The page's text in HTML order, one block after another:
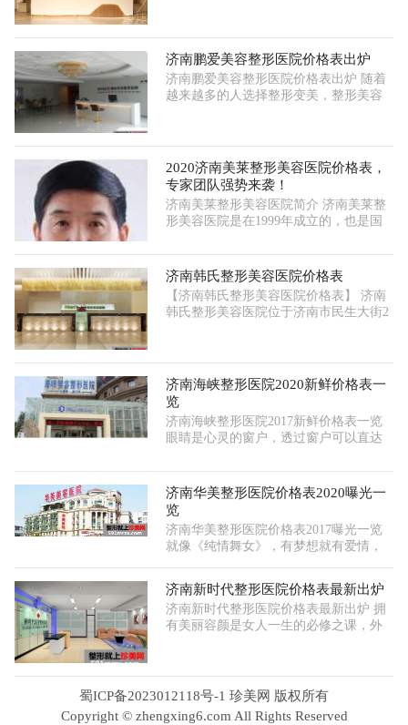
济南鹏爱美容整形医院价格表出炉
济南鹏爱美容整形医院价格表出炉 随着
越来越多的人选择整形变美，整形美容
2020济南美莱整形美容医院价格表，
专家团队强势来袭！
济南美莱整形美容医院简介 济南美莱整
形美容医院是在1999年成立的，也是国
济南韩氏整形美容医院价格表
【济南韩氏整形美容医院价格表】 济南
韩氏整形美容医院位于济南市民生大街2
济南海峡整形医院2020新鲜价格表一
览
济南海峡整形医院2017新鲜价格表一览
眼睛是心灵的窗户，透过窗户可以直达
济南华美整形医院价格表2020曝光一
览
济南华美整形医院价格表2017曝光一览
就像《纯情舞女》，有梦想就有爱情，
济南新时代整形医院价格表最新出炉
济南新时代整形医院价格表最新出炉 拥
有美丽容颜是女人一生的必修之课，外
蜀ICP备2023012118号-1 珍美网 版权所有
Copyright © zhengxing6.com All Rights Reserved